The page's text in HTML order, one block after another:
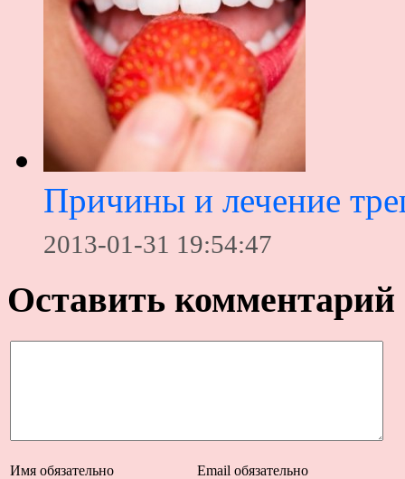
Причины и лечение
2013-01-31 19:54:47
Оставить комментарий
Имя обязательно Email обязательно